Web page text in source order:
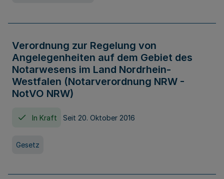
Verordnung zur Regelung von
Angelegenheiten auf dem Gebiet des
Notarwesens im Land Nordrhein-
Westfalen (Notarverordnung NRW -
NotVO NRW)
In Kraft Seit 20. Oktober 2016
Gesetz